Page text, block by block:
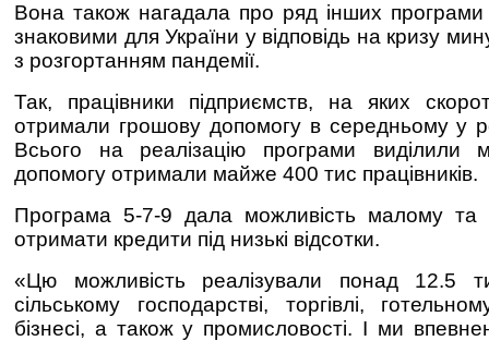
Вона також нагадала про ряд інших програми
знаковими для України у відповідь на кризу
з розгортанням пандемії.
Так, працівники підприємств, на яких
отримали грошову допомогу в середньому у
Всього на реалізацію програми виділили
допомогу отримали майже 400 тис працівників.
Програма 5-7-9 дала можливість малому та
отримати кредити під низькі відсотки.
«Цю можливість реалізували понад 12.5
сільському господарстві, торгівлі,
бізнесі, а також у промисловості. І ми